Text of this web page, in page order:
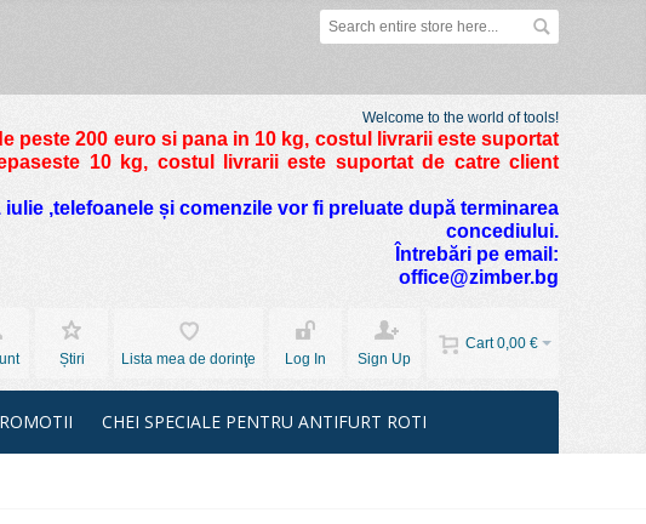
Welcome to the world of tools!
peste 200 euro si pana in 10 kg, costul livrarii este suportat
10 kg, costul livrarii este suportat de catre client
,telefoanele și comenzile vor fi preluate după terminarea
concediului.
Întrebări pe email:
office@zimber.bg
Cart 0,00 €
Știri Lista mea de dorinţe Log In Sign Up
CHEI SPECIALE PENTRU ANTIFURT ROTI